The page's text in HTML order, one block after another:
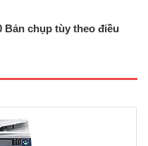
Bản chụp tùy theo điều
IV- 2060 CPS cũ- Cấu hình :
2060 CPS ( Photocopy - In
Độ phân giải quét: 600 x